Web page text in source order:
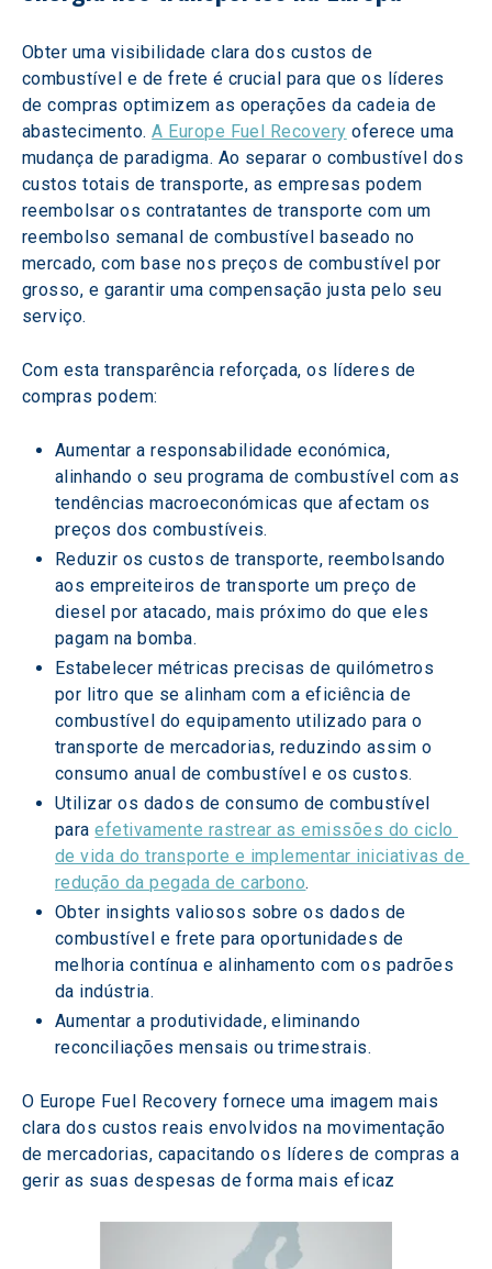
Obter uma visibilidade clara dos custos de
combustível e de frete é crucial para que os líderes
de compras optimizem as operações da cadeia de
abastecimento. A Europe Fuel Recovery oferece uma
mudança de paradigma. Ao separar o combustível dos
custos totais de transporte, as empresas podem
reembolsar os contratantes de transporte com um
reembolso semanal de combustível baseado no
mercado, com base nos preços de combustível por
grosso, e garantir uma compensação justa pelo seu
serviço.
Com esta transparência reforçada, os líderes de
compras podem:
Aumentar a responsabilidade económica,
alinhando o seu programa de combustível com as
tendências macroeconómicas que afectam os
preços dos combustíveis.
Reduzir os custos de transporte, reembolsando
aos empreiteiros de transporte um preço de
diesel por atacado, mais próximo do que eles
pagam na bomba.
Estabelecer métricas precisas de quilómetros
por litro que se alinham com a eficiência de
combustível do equipamento utilizado para o
transporte de mercadorias, reduzindo assim o
consumo anual de combustível e os custos.
Utilizar os dados de consumo de combustível
para efetivamente rastrear as emissões do ciclo
de vida do transporte e implementar iniciativas de
redução da pegada de carbono.
Obter insights valiosos sobre os dados de
combustível e frete para oportunidades de
melhoria contínua e alinhamento com os padrões
da indústria.
Aumentar a produtividade, eliminando
reconciliações mensais ou trimestrais.
O Europe Fuel Recovery fornece uma imagem mais
clara dos custos reais envolvidos na movimentação
de mercadorias, capacitando os líderes de compras a
gerir as suas despesas de forma mais eficaz